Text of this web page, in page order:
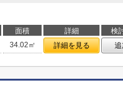
面積 詳細
検
34.02㎡ 詳細を見る 追